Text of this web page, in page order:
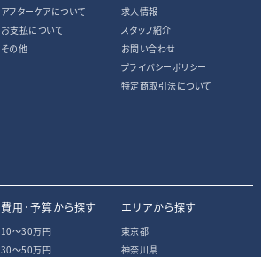
アフターケアについて
お支払について
その他
求人情報
スタッフ紹介
お問い合わせ
プライバシーポリシー
特定商取引法について
費用･予算から探す
10〜30万円
30〜50万円
エリアから探す
東京都
神奈川県